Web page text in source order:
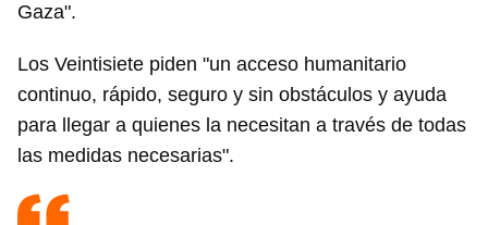
Gaza".
Los Veintisiete piden "un acceso humanitario
continuo, rápido, seguro y sin obstáculos y ayuda
para llegar a quienes la necesitan a través de todas
las medidas necesarias".